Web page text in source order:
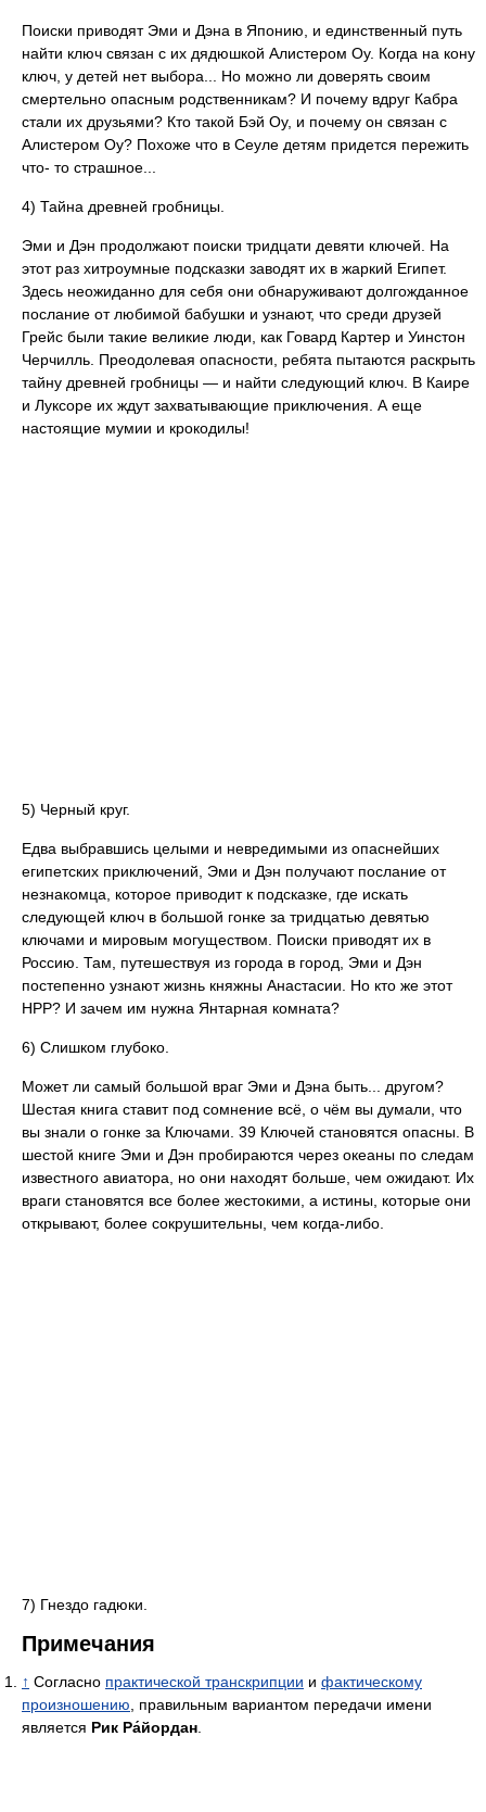
Поиски приводят Эми и Дэна в Японию, и единственный путь
найти ключ связан с их дядюшкой Алистером Оу. Когда на кону
ключ, у детей нет выбора... Но можно ли доверять своим
смертельно опасным родственникам? И почему вдруг Кабра
стали их друзьями? Кто такой Бэй Оу, и почему он связан с
Алистером Оу? Похоже что в Сеуле детям придется пережить
что- то страшное...
4) Тайна древней гробницы.
Эми и Дэн продолжают поиски тридцати девяти ключей. На
этот раз хитроумные подсказки заводят их в жаркий Египет.
Здесь неожиданно для себя они обнаруживают долгожданное
послание от любимой бабушки и узнают, что среди друзей
Грейс были такие великие люди, как Говард Картер и Уинстон
Черчилль. Преодолевая опасности, ребята пытаются раскрыть
тайну древней гробницы — и найти следующий ключ. В Каире
и Луксоре их ждут захватывающие приключения. А еще
настоящие мумии и крокодилы!
5) Черный круг.
Едва выбравшись целыми и невредимыми из опаснейших
египетских приключений, Эми и Дэн получают послание от
незнакомца, которое приводит к подсказке, где искать
следующей ключ в большой гонке за тридцатью девятью
ключами и мировым могуществом. Поиски приводят их в
Россию. Там, путешествуя из города в город, Эми и Дэн
постепенно узнают жизнь княжны Анастасии. Но кто же этот
НРР? И зачем им нужна Янтарная комната?
6) Слишком глубоко.
Может ли самый большой враг Эми и Дэна быть... другом?
Шестая книга ставит под сомнение всё, о чём вы думали, что
вы знали о гонке за Ключами. 39 Ключей становятся опасны. В
шестой книге Эми и Дэн пробираются через океаны по следам
известного авиатора, но они находят больше, чем ожидают. Их
враги становятся все более жестокими, а истины, которые они
открывают, более сокрушительны, чем когда-либо.
7) Гнездо гадюки.
Примечания
↑ Согласно практической транскрипции и фактическому
произношению , правильным вариантом передачи имени
является Рик Ра́йордан